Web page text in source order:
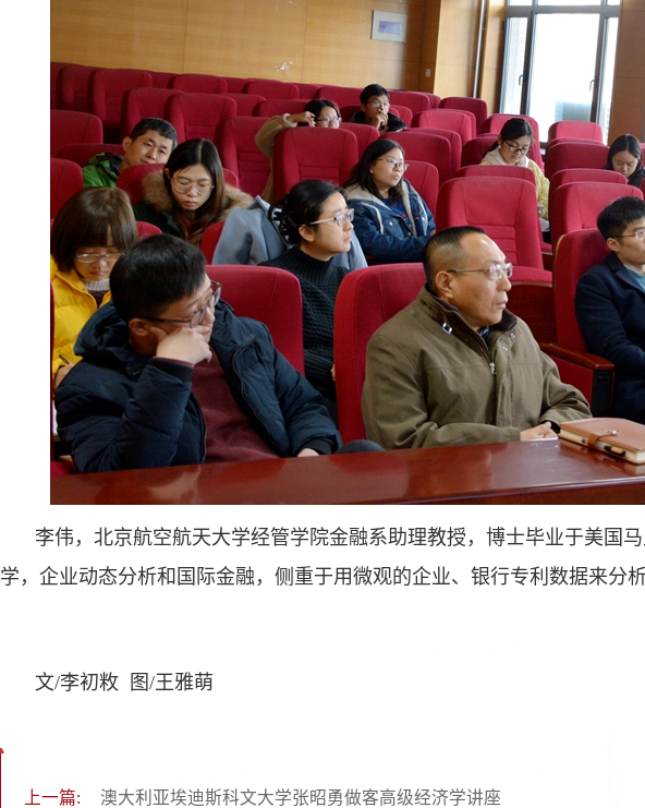
李伟，北京航空航天大学经管学院金融系助理教授，博士毕业于美国
学，企业动态分析和国际金融，侧重于用微观的企业、银行专利数据来分
文/李初敉 图/王雅萌
上一篇: 澳大利亚埃迪斯科文大学张昭勇做客高级经济学讲座